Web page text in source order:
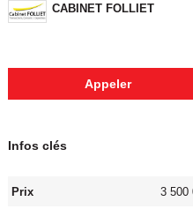
CABINET FOLLIET
Appeler
Infos clés
Prix 3 500